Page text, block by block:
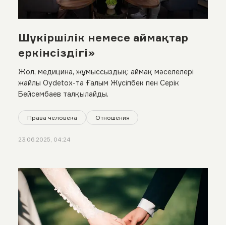
Шүкіршілік немесе аймақтар
еркінсіздігі»
Жол, медицина, жұмыссыздық: аймақ мәселелері
жайлы Oydetox-та Ғалым Жүсіпбек пен Серік
Бейсембаев талқылайды.
Права человека Отношения
23.06.2025, 04:24